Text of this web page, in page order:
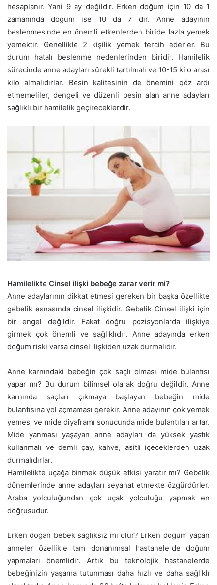
hesaplanır. Yani 9 ay değildir. Erken doğum için 10 da 1
zamanında doğum ise 10 da 7 dir. Anne adayının
beslenmesinde en önemli etkenlerden biride fazla yemek
yemektir. Genellikle 2 kişilik yemek tercih ederler. Bu
durum hatalı beslenme nedenlerinden biridir. Hamilelik
sürecinde anne adayları sürekli tartılmalı ve 10-15 kilo arası
kilo almalıdırlar. Besin kalitesinin de önemini göz ardı
etmemeliler, dengeli ve düzenli besin alan anne adayları
sağlıklı bir hamilelik geçireceklerdir.
Hamilelikte Cinsel ilişki bebeğe zarar verir mi?
Anne adaylarının dikkat etmesi gereken bir başka özellikte
gebelik esnasında cinsel ilişkidir. Gebelik Cinsel ilişki için
bir engel değildir. Fakat doğru pozisyonlarda ilişkiye
girmek çok önemli ve sağlıklıdır. Anne adayında erken
doğum riski varsa cinsel ilişkiden uzak durmalıdır.
Anne karnındaki bebeğin çok saçlı olması mide bulantısı
yapar mı? Bu durum bilimsel olarak doğru değildir. Anne
karnında saçları çıkmaya başlayan bebeğin mide
bulantısına yol açmaması gerekir. Anne adayının çok yemek
yemesi ve mide diyaframı sonucunda mide bulantıları artar.
Mide yanması yaşayan anne adayları da yüksek yastık
kullanmalı ve demli çay, kahve, asitli içeceklerden uzak
durmalıdırlar.
Hamilelikte uçağa binmek düşük etkisi yaratır mı? Gebelik
dönemlerinde anne adayları seyahat etmekte özgürdürler.
Araba yolculuğundan çok uçak yolculuğu yapmak en
doğrusudur.
Erken doğan bebek sağlıksız mı olur? Erken doğum yapan
anneler özellikle tam donanımsal hastanelerde doğum
yapmaları önemlidir. Artık bu teknolojik hastanelerde
bebeğinizin yaşama tutunması daha hızlı ve daha sağlıklı